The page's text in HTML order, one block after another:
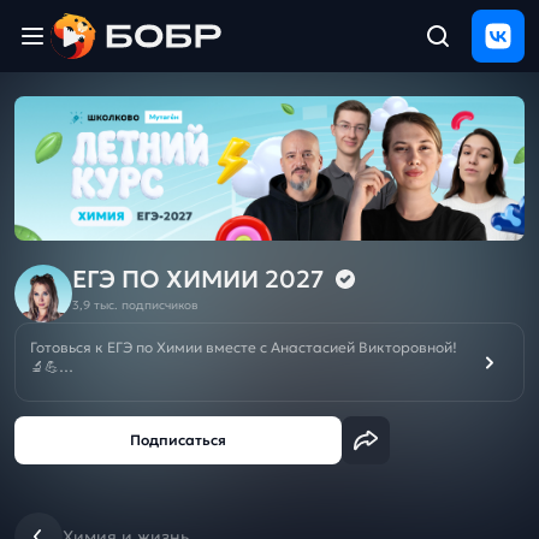
ЩЕЛЧОК
2026
Полезные
материалы
Проверка
сочинений
Тех
поддержка
Результаты
отзыв
ЕГЭ ПО ХИМИИ 2027
3,9 тыс. подписчиков
Готовься к ЕГЭ по Химии вместе с Анастасией Викторовной!
🔬💪
которые помогут тебе набрать 90+ баллов! 🔥
Это лучше, чем репетитор по ЕГЭ!